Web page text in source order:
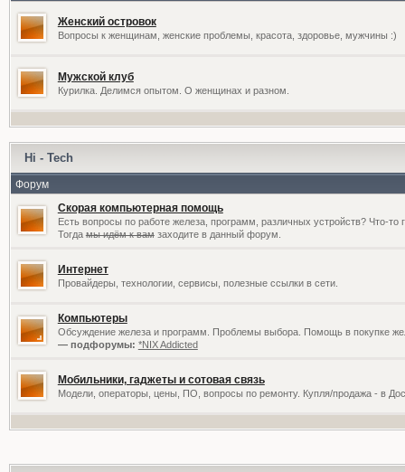
Женский островок
Вопросы к женщинам, женские проблемы, красота, здоровье, мужчины :)
Мужской клуб
Курилка. Делимся опытом. О женщинах и разном.
Hi - Tech
Форум
Скорая компьютерная помощь
Есть вопросы по работе железа, программ, различных устройств? Что-то
Тогдамы идём к вамзаходите в данный форум.
Интернет
Провайдеры, технологии, сервисы, полезные ссылки в сети.
Компьютеры
Обсуждение железа и программ. Проблемы выбора. Помощь в покупке
— подфорумы: *NIX Addicted
Мобильники, гаджеты и сотовая связь
Модели, операторы, цены, ПО, вопросы по ремонту. Купля/продажа - в